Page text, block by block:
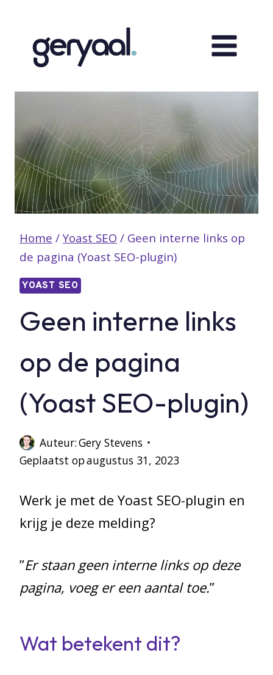
inhoud
Home / Yoast SEO / Geen interne links op
de pagina (Yoast SEO-plugin)
YOAST SEO
Geen interne links
op de pagina
(Yoast SEO-plugin)
Auteur:Gery Stevens
Geplaatst opaugustus 31, 2023
Werk je met de Yoast SEO-plugin en
krijg je deze melding?
”Er staan geen interne links op deze
pagina, voeg er een aantal toe.”
Wat betekent dit?